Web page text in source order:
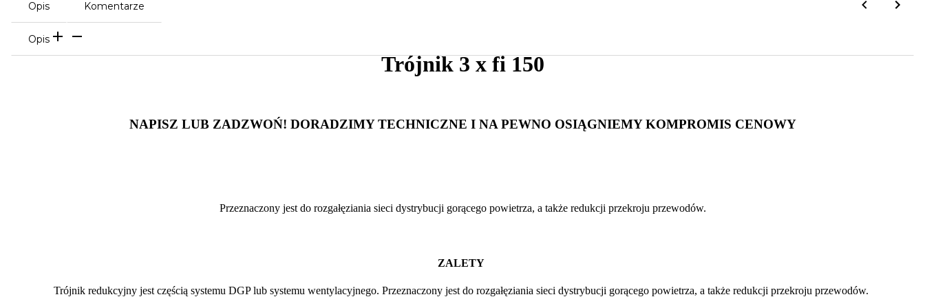
Opis Komentarze
Opis
Trójnik 3 x fi 150
NAPISZ LUB ZADZWOŃ! DORADZIMY TECHNICZNE I NA PEWNO OSIĄGNIEMY KOMPROMIS CENOWY
Przeznaczony jest do rozgałęziania sieci dystrybucji gorącego powietrza, a także redukcji przekroju przewodów.
ZALETY
Trójnik redukcyjny jest częścią systemu DGP lub systemu wentylacyjnego. Przeznaczony jest do rozgałęziania sieci dystrybucji gorącego powietrza, a także redukcji przekroju przewodów.